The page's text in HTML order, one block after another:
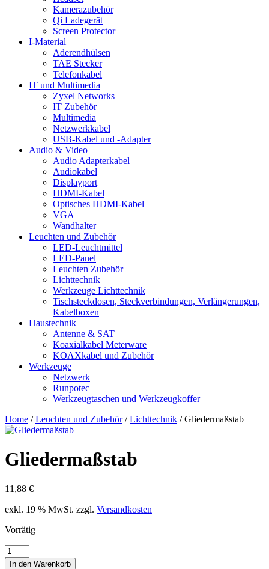
Kamerazubehör
Qi Ladegerät
Screen Protector
I-Material
Aderendhülsen
TAE Stecker
Telefonkabel
IT und Multimedia
Zyxel Networks
IT Zubehör
Multimedia
Netzwerkkabel
USB-Kabel und -Adapter
Audio & Video
Audio Adapterkabel
Audiokabel
Displayport
HDMI-Kabel
Optisches HDMI-Kabel
VGA
Wandhalter
Leuchten und Zubehör
LED-Leuchtmittel
LED-Panel
Leuchten Zubehör
Lichttechnik
Werkzeuge Lichttechnik
Tischsteckdosen, Steckverbindungen, Verlängerungen,
Kabelboxen
Haustechnik
Antenne & SAT
Koaxialkabel Meterware
KOAXkabel und Zubehör
Werkzeuge
Netzwerk
Runpotec
Werkzeugtaschen und Werkzeugkoffer
Home /Leuchten und Zubehör/Lichttechnik / Gliedermaßstab
Gliedermaßstab
11,88 €
exkl. 19 % MwSt. zzgl. Versandkosten
Vorrätig
Gliedermaßstab
Menge
In den Warenkorb